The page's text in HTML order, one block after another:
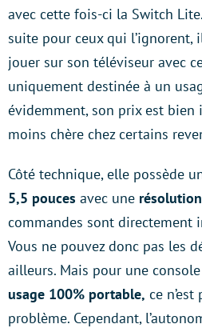
avec cette fois-ci la Switch
suite pour ceux qui l’ignorent,
jouer sur son téléviseur avec
uniquement destinée à un
évidemment, son prix est bien
moins chère chez certains
Côté technique, elle possède
5,5 pouces avec une
commandes sont directement
Vous ne pouvez donc pas les
ailleurs. Mais pour une
usage 100% portable, ce
problème. Cependant,